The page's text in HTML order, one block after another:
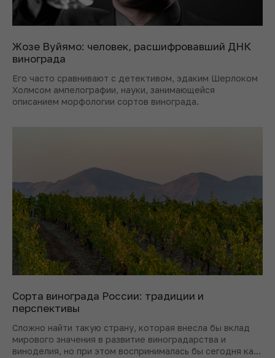
Жозе Вуйямо: человек, расшифровавший ДНК
винограда
Его часто сравнивают с детективом, эдаким Шерлоком
Холмсом ампелографии, науки, занимающейся
описанием морфологии сортов винограда.
Сорта винограда России: традиции и
перспективы
Сложно найти такую страну, которая внесла бы вклад
мирового значения в развитие виноградарства и
виноделия, но при этом воспринималась бы сегодня как